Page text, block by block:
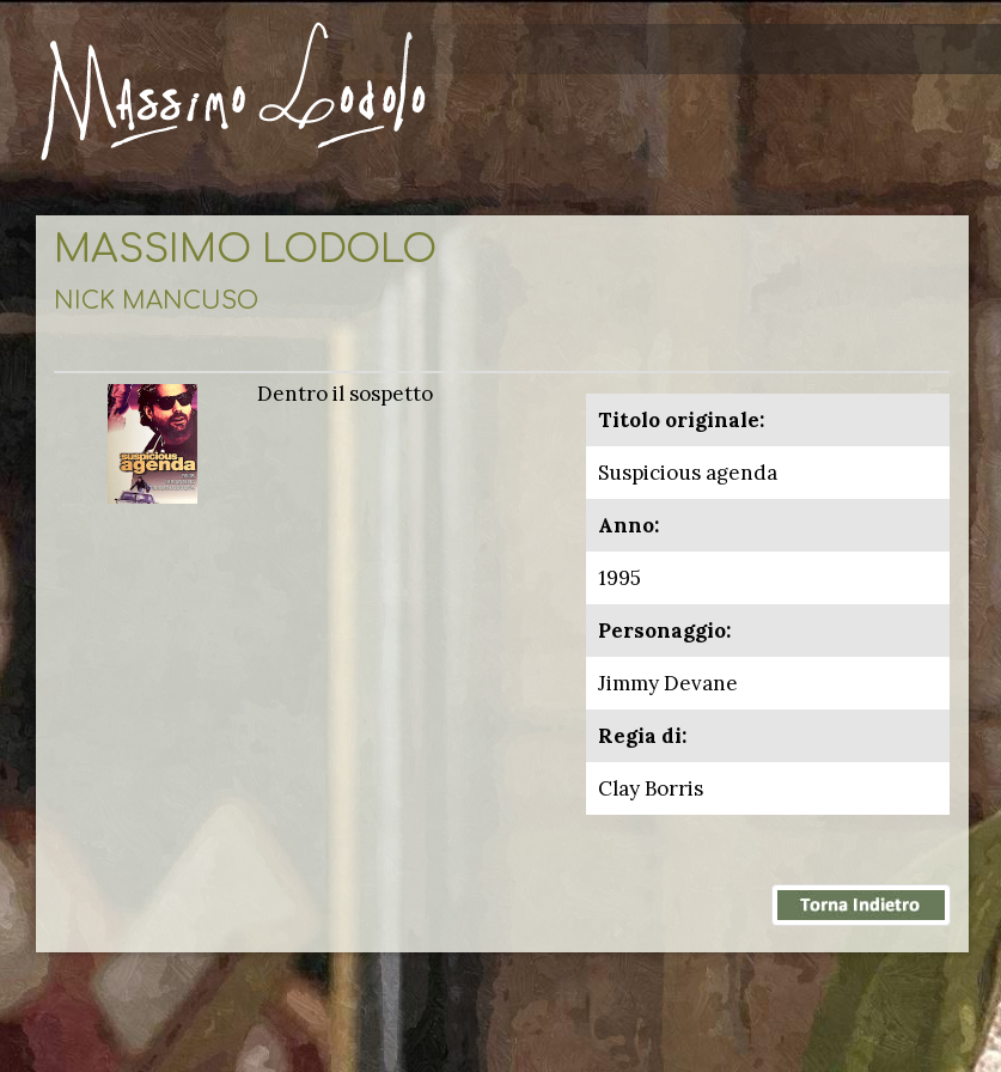
MASSIMO LODOLO
NICK MANCUSO
Dentro il sospetto
Titolo originale:
Suspicious agenda
Anno:
1995
Personaggio:
Jimmy Devane
Regia di:
Clay Borris